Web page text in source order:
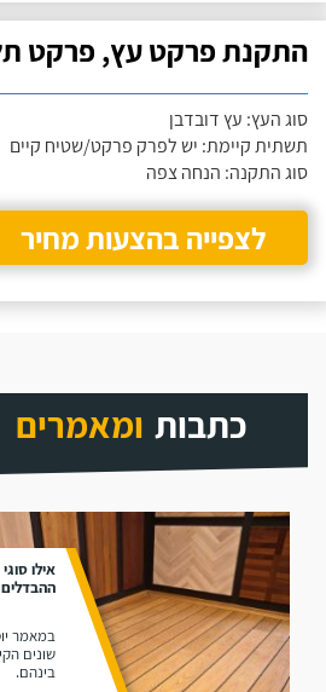
התקנת פרקט עץ, פרקט
סוג העץ: עץ דובדבן
תשתית קיימת: יש לפרק פרקט/שטיח קיים
סוג התקנה: הנחה צפה
לצפייה בהצעות מחיר
כתבות ומאמרים
אילו
ההבדלים
במאמר
שונים
בינהם.